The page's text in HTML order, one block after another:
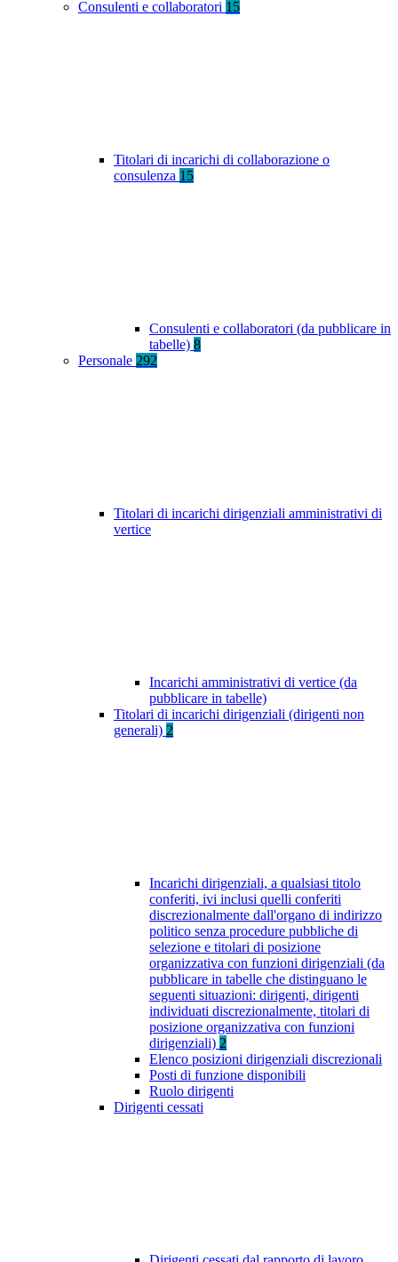
Consulenti e collaboratori 15
Titolari di incarichi di collaborazione o
consulenza 15
Consulenti e collaboratori (da pubblicare in
tabelle) 8
Personale 292
Titolari di incarichi dirigenziali amministrativi di
vertice
Incarichi amministrativi di vertice (da
pubblicare in tabelle)
Titolari di incarichi dirigenziali (dirigenti non
generali) 2
Incarichi dirigenziali, a qualsiasi titolo
conferiti, ivi inclusi quelli conferiti
discrezionalmente dall'organo di indirizzo
politico senza procedure pubbliche di
selezione e titolari di posizione
organizzativa con funzioni dirigenziali (da
pubblicare in tabelle che distinguano le
seguenti situazioni: dirigenti, dirigenti
individuati discrezionalmente, titolari di
posizione organizzativa con funzioni
dirigenziali) 2
Elenco posizioni dirigenziali discrezionali
Posti di funzione disponibili
Ruolo dirigenti
Dirigenti cessati